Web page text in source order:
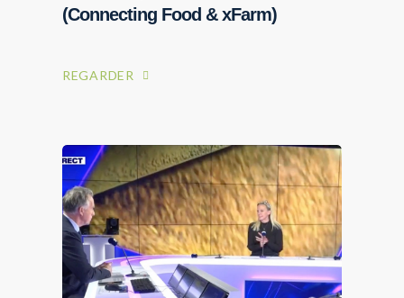
(Connecting Food & xFarm)
REGARDER
Ces données qui nourrissent la
l’alimentation
TÉLÉCHARGER